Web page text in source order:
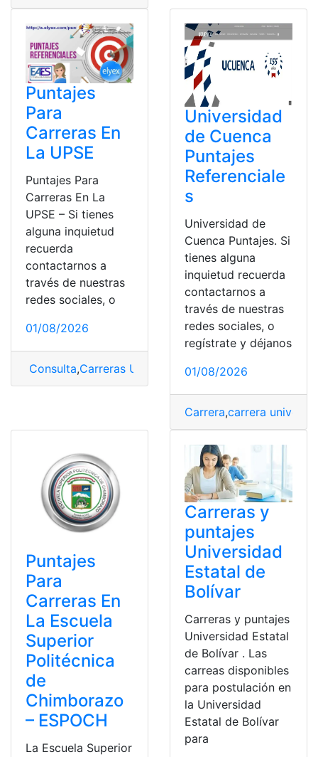
Puntajes
Para
Carreras En
La UPSE
Puntajes Para
Carreras En La
UPSE – Si tienes
alguna inquietud
recuerda
contactarnos a
través de nuestras
redes sociales, o
01/08/2026
Consulta,Carreras UPSE ingreso universidad
Universidad
de Cuenca
Puntajes
Referenciale
s
Universidad de
Cuenca Puntajes. Si
tienes alguna
inquietud recuerda
contactarnos a
través de nuestras
redes sociales, o
regístrate y déjanos
01/08/2026
Carrera,carrera
Puntajes
Para
Carreras En
La Escuela
Superior
Politécnica
de
Chimborazo
– ESPOCH
La Escuela Superior
Carreras y
puntajes
Universidad
Estatal de
Bolívar
Carreras y puntajes
Universidad Estatal
de Bolívar . Las
carreas disponibles
para postulación en
la Universidad
Estatal de Bolívar
para